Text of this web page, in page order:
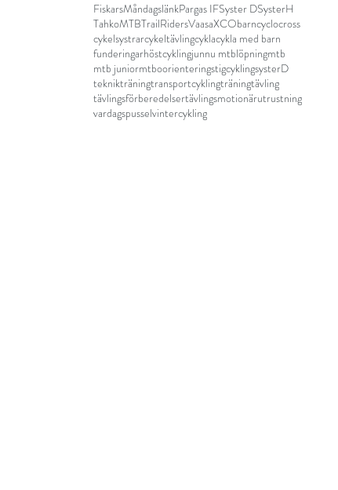
FiskarsMåndagslänkPargas IFSyster DSysterH
TahkoMTBTrailRidersVaasaXCObarncyclocross
cykelsystrarcykeltävlingcyklacykla med barn
funderingarhöstcyklingjunnu mtblöpningmtb
mtb juniormtboorienteringstigcyklingsysterD
teknikträningtransportcyklingträningtävling
tävlingsförberedelsertävlingsmotionärutrustning
vardagspusselvintercykling